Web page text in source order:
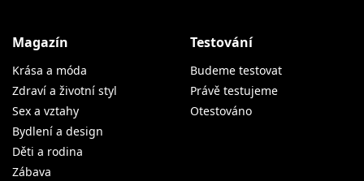
Magazín
Krása a móda
Zdraví a životní styl
Sex a vztahy
Bydlení a design
Děti a rodina
Zábava
Testování
Budeme testovat
Právě testujeme
Otestováno